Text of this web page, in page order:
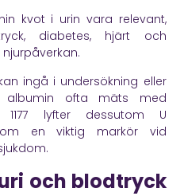
kvot i urin vara relevant,
diabetes, hjärt och
ingå i undersökning eller
albumin ofta mäts med
1177 lyfter dessutom U
en viktig markör vid
och blodtryck